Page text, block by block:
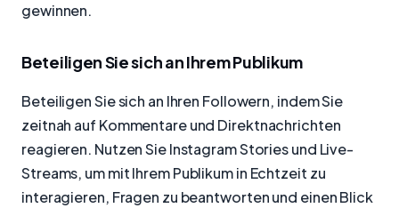
gewinnen.
Beteiligen Sie sich an Ihrem Publikum
Beteiligen Sie sich an Ihren Followern, indem Sie
zeitnah auf Kommentare und Direktnachrichten
reagieren. Nutzen Sie Instagram Stories und Live-
Streams, um mit Ihrem Publikum in Echtzeit zu
interagieren, Fragen zu beantworten und einen Blick